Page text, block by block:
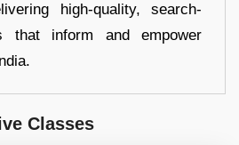
high-quality, search-
that inform and empower
Classes